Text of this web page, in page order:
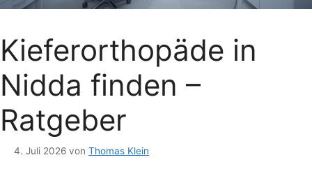
Kieferorthopäde in
Nidda finden –
Ratgeber
4. Juli 2026 von Thomas Klein